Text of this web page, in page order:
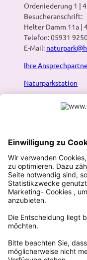
Ordeniederung 1 |
Besucheranschrift:
Helter Damm 11a |
Telefon: 05931
E-Mail:
Ihre
Naturparkstation
Wandern
Radfahren
Naturführungen
a
o
n